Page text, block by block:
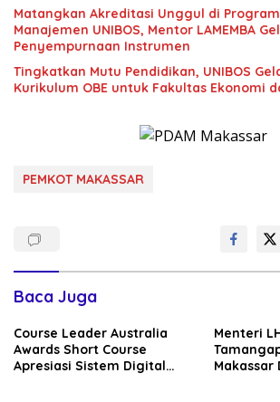
Matangkan Akreditasi Unggul di
Manajemen UNIBOS, Mentor LAMEMBA
Penyempurnaan Instrumen
Tingkatkan Mutu Pendidikan, UNIBOS
Kurikulum OBE untuk Fakultas Ekonomi
PEMKOT MAKASSAR
Baca Juga
Course Leader Australia
Awards Short Course
Apresiasi Sistem Digital
Menteri
Makassar